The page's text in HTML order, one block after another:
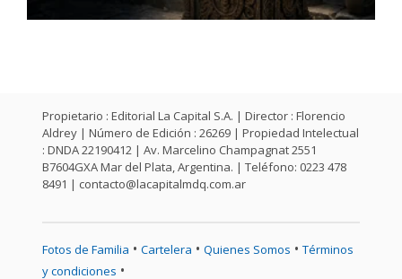
Propietario : Editorial La Capital S.A. | Director : Florencio
Aldrey | Número de Edición : 26269 | Propiedad Intelectual
: DNDA 22190412 | Av. Marcelino Champagnat 2551
B7604GXA Mar del Plata, Argentina. | Teléfono: 0223 478
8491 | contacto@lacapitalmdq.com.ar
Fotos de Familia • Cartelera • Quienes Somos • Términos
y condiciones •